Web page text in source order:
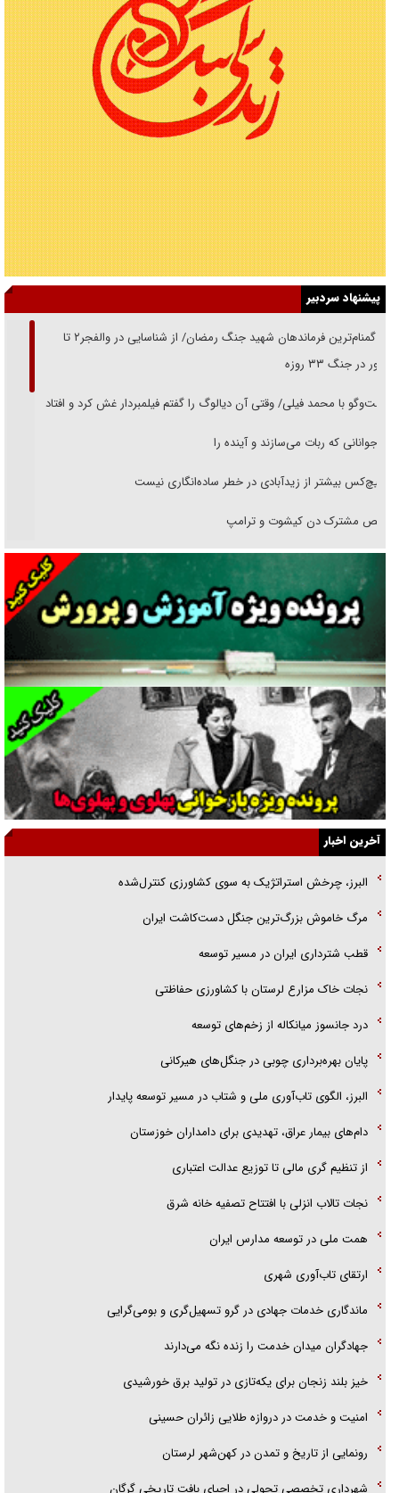
پیشنهاد سردبیر
از گمنام‌ترین فرماندهان شهید جنگ رمضان/ از شناسایی در والفجر۲ تا
حضور در جنگ ۳۳ روزه
گفت‌وگو با محمد فیلی/ وقتی آن دیالوگ را گفتم فیلمبردار غش کرد و افتاد
نوجوانانی که ربات می‌سازند و آینده را
هیچ‌کس بیشتر از زیدآبادی در خطر ساده‌انگاری نیست
رقص مشترک دن کیشوت و ترامپ
دنده دولت به واگذاری مسئله‌دار ایران‌خودرو/ خصوصی‌سازی یا انحصار؟
غریزه‌ی بقا و آقای باقی و رفقا
جراحی‌های زیبایی با مدرک فوق‌دیپلم! + گفت‌وگو با متهم
گفت‌وگو با همسر یکی از شهدای جنگ رمضان/ پیکر بی‌سر شهید را از
انگشت‌های پا شناسایی کردیم
نسلی که آنلاین الگو می‌گیرد
گفت‌وگو با آیت‌الله جاودان/ جفای مخالفان مکانت معنوی رهبر شهید را
ارتقا می‌داد
راننده مست به قانون می‌خندد
همه آقای دوربینی شده‌ایم!
قصه ناتمام سرویس مدارس
آیا مقاومت فلسطین خلع‌سلاح می‌شود؟
آخرین اخبار
البرز، چرخش استراتژیک به سوی کشاورزی کنترل‌شده
مرگ خاموش بزرگ‌ترین جنگل دست‌کاشت ایران
قطب شترداری ایران در مسیر توسعه
نجات خاک مزارع لرستان با کشاورزی حفاظتی
درد جانسوز میانکاله از زخم‌های توسعه
پایان بهره‌برداری چوبی در جنگل‌های هیرکانی
البرز، الگوی تاب‌آوری ملی و شتاب در مسیر توسعه پایدار
دام‌های بیمار عراق، تهدیدی برای دامداران خوزستان
از تنظیم گری مالی تا توزیع عدالت اعتباری
نجات تالاب انزلی با افتتاح تصفیه خانه شرق
همت ملی در توسعه مدارس ایران
ارتقای تاب‌آوری شهری
ماندگاری خدمات جهادی در گرو تسهیل‌گری و بومی‌گرایی
جهادگران میدان خدمت را زنده نگه می‌دارند
خیز بلند زنجان برای یکه‌تازی در تولید برق خورشیدی
امنیت و خدمت در دروازه طلایی زائران حسینی
رونمایی از تاریخ و تمدن در کهن‌شهر لرستان
شهرداری تخصصی تحولی در احیای بافت تاریخی گرگان